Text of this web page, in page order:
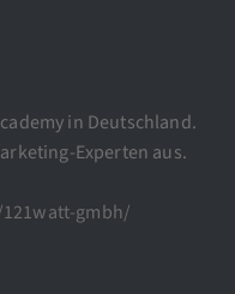
in Deutschland.
Experten aus.
gmbh/